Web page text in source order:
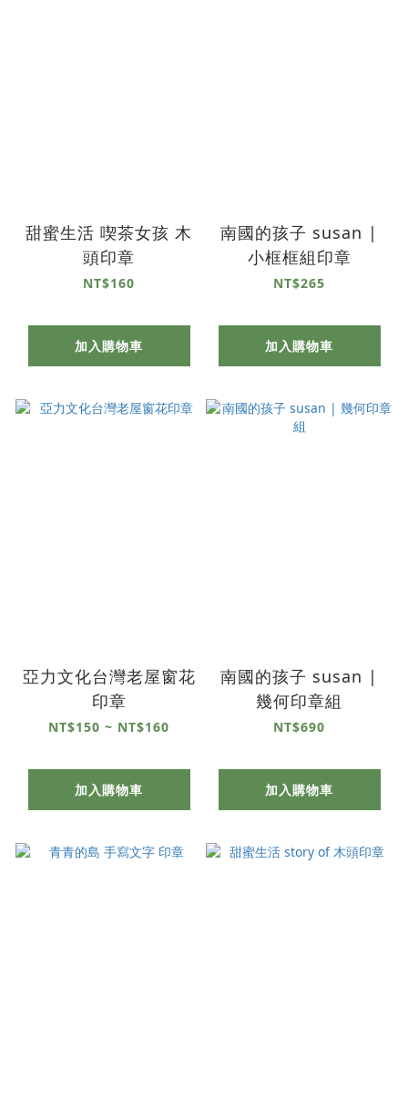
甜蜜生活 喫茶女孩 木
頭印章
NT$160
加入購物車
南國的孩子 susan |
小框框組印章
NT$265
加入購物車
亞力文化台灣老屋窗花
印章
NT$150 ~ NT$160
加入購物車
南國的孩子 susan |
幾何印章組
NT$690
加入購物車